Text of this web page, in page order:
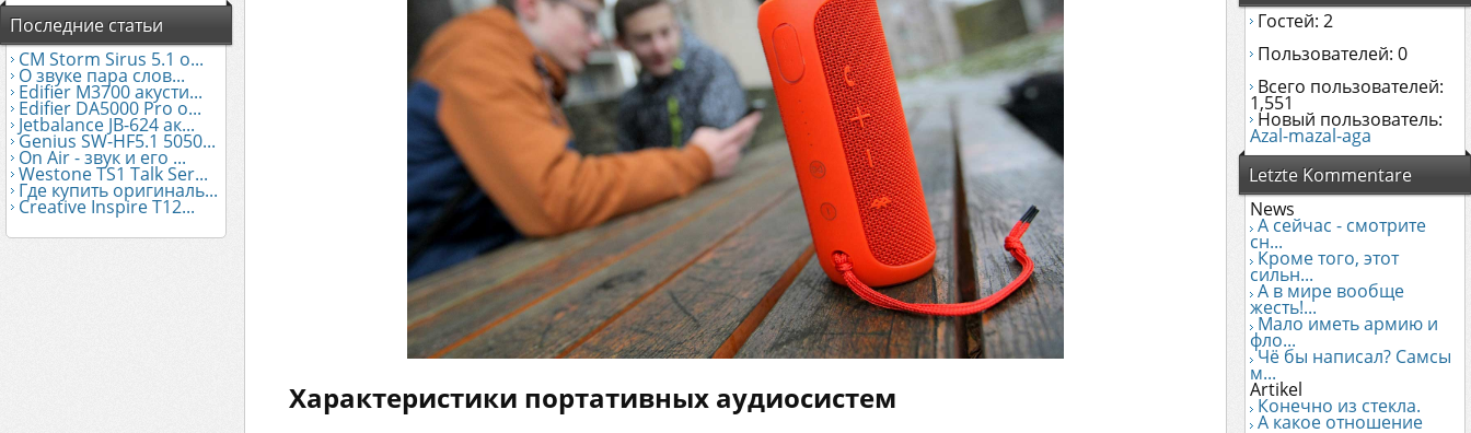
Последние статьи
CM Storm Sirus 5.1 о...
О звуке пара слов...
Edifier М3700 акусти...
Edifier DA5000 Pro о...
Jetbalance JB-624 ак...
Genius SW-HF5.1 5050...
On Air - звук и его ...
Westone TS1 Talk Ser...
Где купить оригиналь...
Creative Inspire T12...
Гостей: 2
Пользователей: 0
Всего пользователей:
1,551
Новый пользователь:
Azal-mazal-aga
Letzte Kommentare
News
А сейчас - смотрите
сн...
Кроме того, этот
сильн...
А в мире вообще
жесть!...
Мало иметь армию и
фло...
Чё бы написал? Самсы
м...
Artikel
Конечно из стекла.
А какое отношение
Характеристики портативных аудиосистем